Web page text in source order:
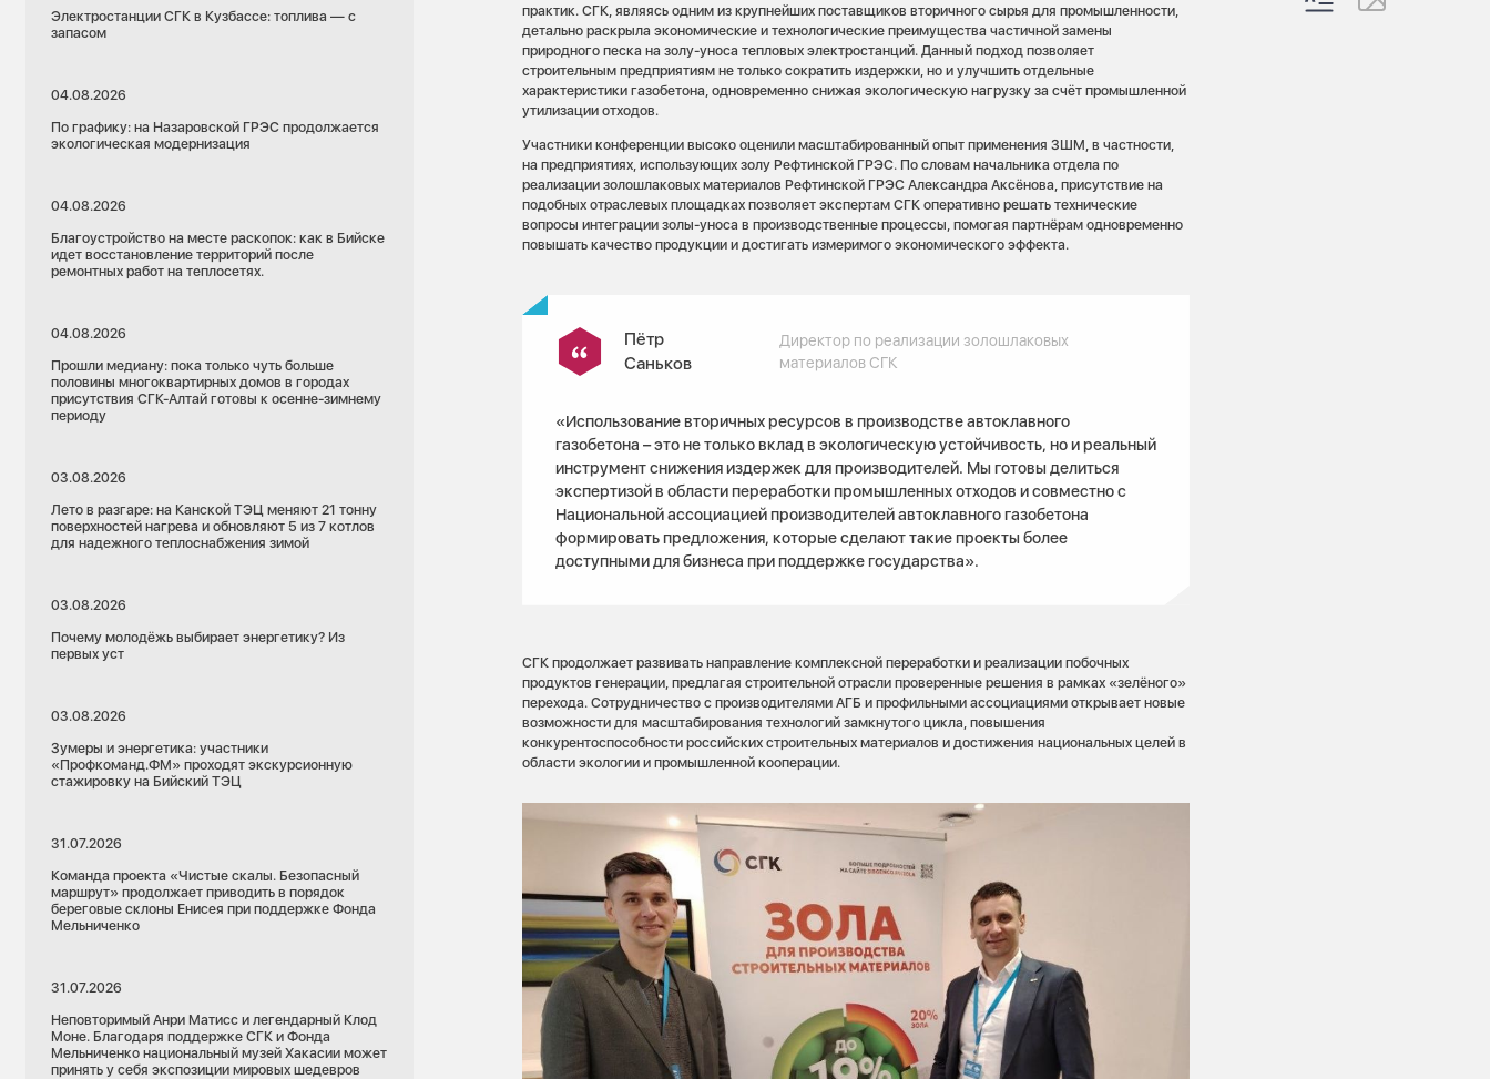
Электростанции СГК в Кузбассе: топлива — с
запасом
04.08.2026
По графику: на Назаровской ГРЭС продолжается
экологическая модернизация
04.08.2026
Благоустройство на месте раскопок: как в Бийске
идет восстановление территорий после
ремонтных работ на теплосетях.
04.08.2026
Прошли медиану: пока только чуть больше
половины многоквартирных домов в городах
присутствия СГК-Алтай готовы к осенне-зимнему
периоду
03.08.2026
Лето в разгаре: на Канской ТЭЦ меняют 21 тонну
поверхностей нагрева и обновляют 5 из 7 котлов
для надежного теплоснабжения зимой
03.08.2026
Почему молодёжь выбирает энергетику? Из
первых уст
03.08.2026
Зумеры и энергетика: участники
«Профкоманд.ФМ» проходят экскурсионную
стажировку на Бийский ТЭЦ
31.07.2026
Команда проекта «Чистые скалы. Безопасный
маршрут» продолжает приводить в порядок
береговые склоны Енисея при поддержке Фонда
Мельниченко
31.07.2026
Неповторимый Анри Матисс и легендарный Клод
Моне. Благодаря поддержке СГК и Фонда
Мельниченко национальный музей Хакасии может
принять у себя экспозиции мировых шедевров
практик. СГК, являясь одним из крупнейших поставщиков вторичного сырья для промышленности,
детально раскрыла экономические и технологические преимущества частичной замены
природного песка на золу-уноса тепловых электростанций. Данный подход позволяет
строительным предприятиям не только сократить издержки, но и улучшить отдельные
характеристики газобетона, одновременно снижая экологическую нагрузку за счёт промышленной
утилизации отходов.
Участники конференции высоко оценили масштабированный опыт применения ЗШМ, в частности,
на предприятиях, использующих золу Рефтинской ГРЭС. По словам начальника отдела по
реализации золошлаковых материалов Рефтинской ГРЭС Александра Аксёнова, присутствие на
подобных отраслевых площадках позволяет экспертам СГК оперативно решать технические
вопросы интеграции золы-уноса в производственные процессы, помогая партнёрам одновременно
повышать качество продукции и достигать измеримого экономического эффекта.
Пётр
Саньков
Директор по реализации золошлаковых
материалов СГК
«Использование вторичных ресурсов в производстве автоклавного
газобетона – это не только вклад в экологическую устойчивость, но и реальный
инструмент снижения издержек для производителей. Мы готовы делиться
экспертизой в области переработки промышленных отходов и совместно с
Национальной ассоциацией производителей автоклавного газобетона
формировать предложения, которые сделают такие проекты более
доступными для бизнеса при поддержке государства».
СГК продолжает развивать направление комплексной переработки и реализации побочных
продуктов генерации, предлагая строительной отрасли проверенные решения в рамках «зелёного»
перехода. Сотрудничество с производителями АГБ и профильными ассоциациями открывает новые
возможности для масштабирования технологий замкнутого цикла, повышения
конкурентоспособности российских строительных материалов и достижения национальных целей в
области экологии и промышленной кооперации.